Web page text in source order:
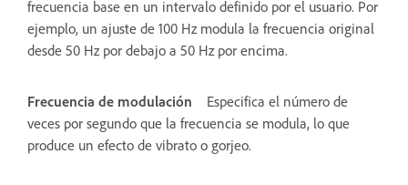
frecuencia base en un intervalo definido por el usuario. Por
ejemplo, un ajuste de 100 Hz modula la frecuencia original
desde 50 Hz por debajo a 50 Hz por encima.
Frecuencia de modulación
Especifica el número de
veces por segundo que la frecuencia se modula, lo que
produce un efecto de vibrato o gorjeo.